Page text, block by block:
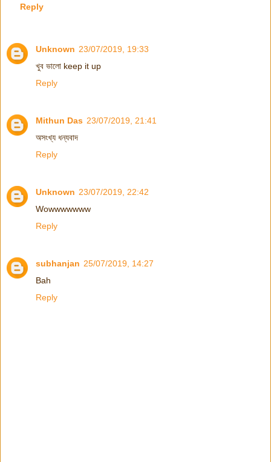
Reply
Unknown 23/07/2019, 19:33
খুব ভালো keep it up
Reply
Mithun Das 23/07/2019, 21:41
অসংখ্য ধন্যবাদ
Reply
Unknown 23/07/2019, 22:42
Wowwwwwww
Reply
subhanjan 25/07/2019, 14:27
Bah
Reply